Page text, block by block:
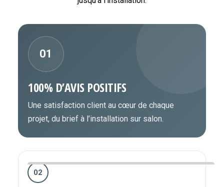
01
100% D’AVIS POSITIFS
Une satisfaction client au cœur de chaque
projet, du brief à l’installation sur salon.
02